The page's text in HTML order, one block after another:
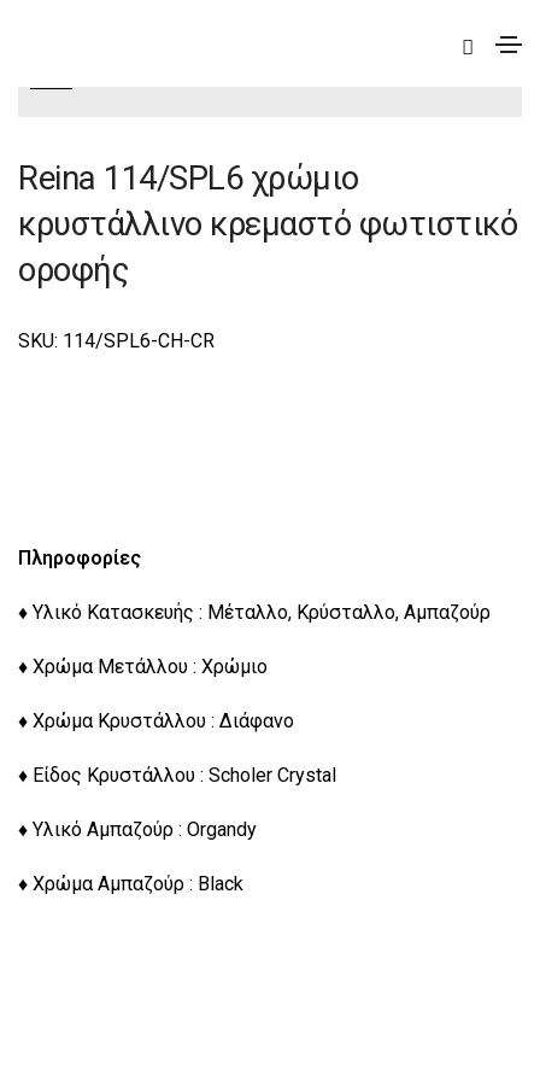
Reina Φωτιστικά Οροφής-Κρεμαστά
Reina 114/SPL6 χρώμιο
κρυστάλλινο κρεμαστό φωτιστικό
οροφής
SKU: 114/SPL6-CH-CR
Πληροφορίες
♦ Υλικό Κατασκευής : Μέταλλο, Κρύσταλλο, Αμπαζούρ
♦ Χρώμα Μετάλλου : Χρώμιο
♦ Χρώμα Κρυστάλλου : Διάφανο
♦ Είδος Κρυστάλλου : Scholer Crystal
♦ Υλικό Αμπαζούρ : Organdy
♦ Χρώμα Αμπαζούρ : Black